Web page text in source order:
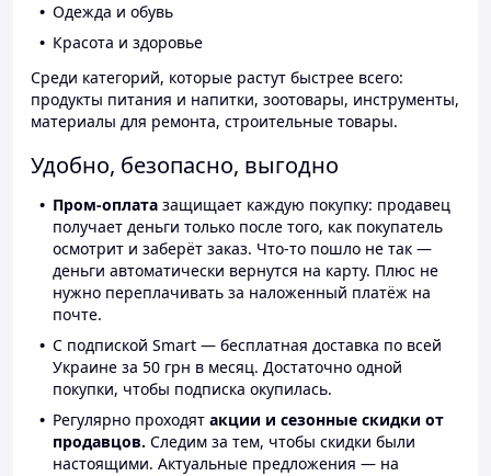
Одежда и обувь
Красота и здоровье
Среди категорий, которые растут быстрее всего:
продукты питания и напитки, зоотовары, инструменты,
материалы для ремонта, строительные товары.
Удобно, безопасно, выгодно
Пром-оплата защищает каждую покупку: продавец
получает деньги только после того, как покупатель
осмотрит и заберёт заказ. Что-то пошло не так —
деньги автоматически вернутся на карту. Плюс не
нужно переплачивать за наложенный платёж на
почте.
С подпиской Smart — бесплатная доставка по всей
Украине за 50 грн в месяц. Достаточно одной
покупки, чтобы подписка окупилась.
Регулярно проходят акции и сезонные скидки от
продавцов. Следим за тем, чтобы скидки были
настоящими. Актуальные предложения — на